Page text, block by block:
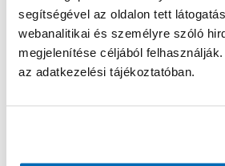
segítségével az oldalon tett
webanalitikai és személyre szóló
megjelenítése céljából
az adatkezelési tájékoztatóban.